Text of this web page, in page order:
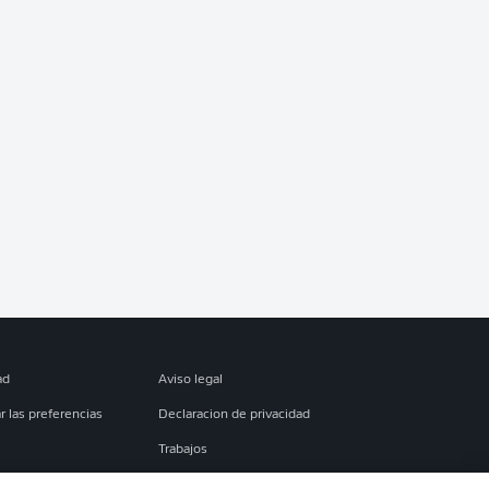
Aviso legal
las preferencias Declaracion de privacidad
Trabajos